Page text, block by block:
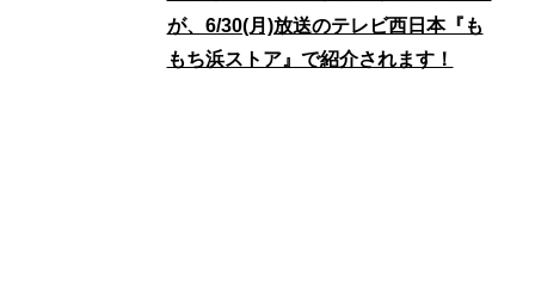
が、6/30(月)放送のテレビ西日本『も
もち浜ストア』で紹介されます！